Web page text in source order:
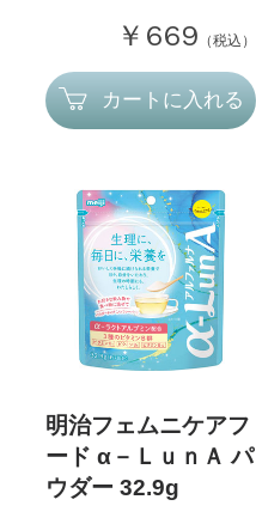
￥669 （税込）
カートに入れる
明治フェムニケアフ
ード α－ＬｕｎＡ パ
ウダー 32.9g